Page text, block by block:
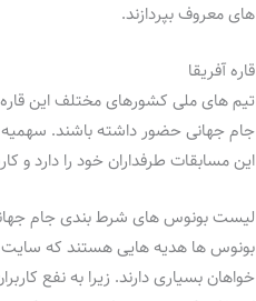
های معروف بپردازند.
قاره آفریقا
تیم های ملی کشورهای مختلف این قاره
این مسابقات طرفداران خود را دارد و
لیست بونوس های شرط بندی جام جهانی
بونوس ها هدیه هایی هستند که سایت
خواهان بسیاری دارند. زیرا به نفع